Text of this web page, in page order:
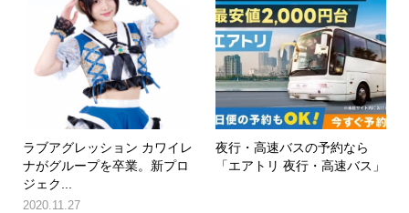
ラブアグレッション カワイレ
ナがグループを卒業。新プロ
ジェク...
2020.11.27
夜行・高速バスの予約なら
「エアトリ 夜行・高速バス」